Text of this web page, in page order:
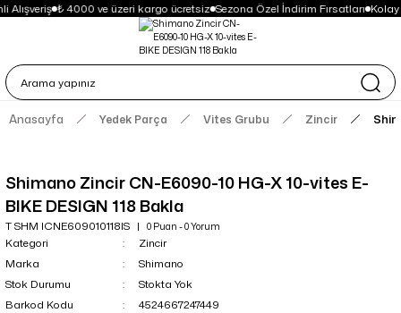
Alışveriş ₺ 4000 ve üzeri kargo ücretsiz Sezona Özel İndirim Fırsatları Kolay
Anasayfa Yedek Parça Vites Grubu Zincir
Shimano Zincir CN-E6090-10 HG-X 10-vites E-
BIKE DESIGN 118 Bakla
T SHM ICNE609010118IS 0 Puan - 0 Yorum
Kategori
Zincir
Marka
Shimano
Stok Durumu
Stokta Yok
Barkod Kodu
4524667247449